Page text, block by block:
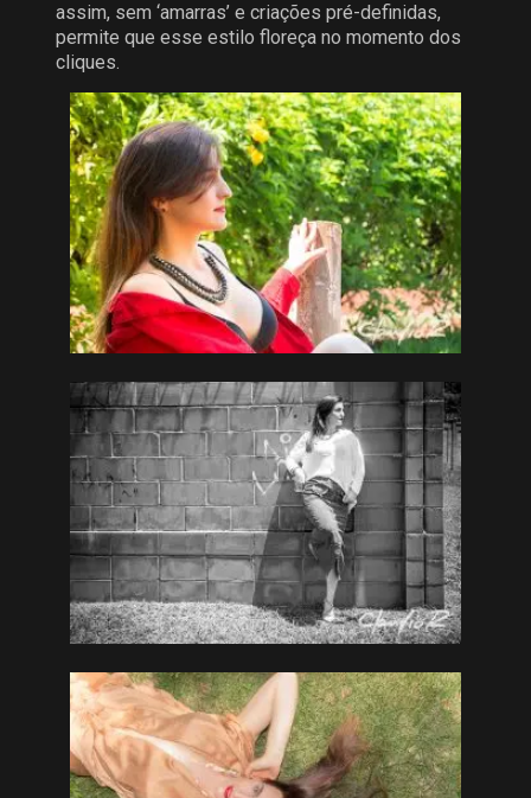
assim, sem ‘amarras’ e criações pré-definidas,
permite que esse estilo floreça no momento dos
cliques.